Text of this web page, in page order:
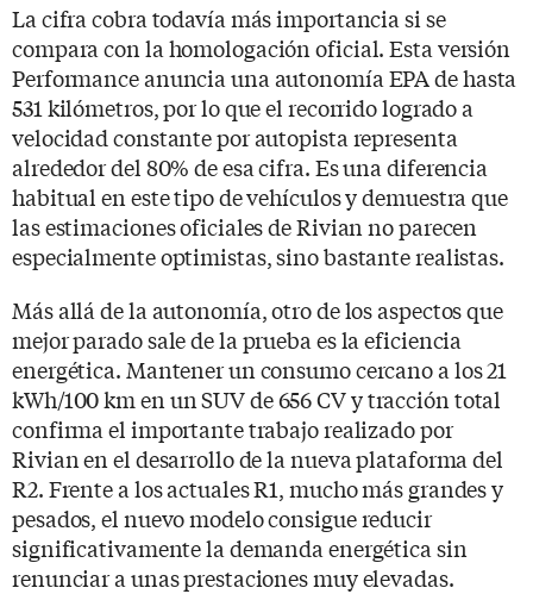
La cifra cobra todavía más importancia si se
compara con la homologación oficial. Esta versión
Performance anuncia una autonomía EPA de hasta
531 kilómetros, por lo que el recorrido logrado a
velocidad constante por autopista representa
alrededor del 80% de esa cifra. Es una diferencia
habitual en este tipo de vehículos y demuestra que
las estimaciones oficiales de Rivian no parecen
especialmente optimistas, sino bastante realistas.
Más allá de la autonomía, otro de los aspectos que
mejor parado sale de la prueba es la eficiencia
energética. Mantener un consumo cercano a los 21
kWh/100 km en un SUV de 656 CV y tracción total
confirma el importante trabajo realizado por
Rivian en el desarrollo de la nueva plataforma del
R2. Frente a los actuales R1, mucho más grandes y
pesados, el nuevo modelo consigue reducir
significativamente la demanda energética sin
renunciar a unas prestaciones muy elevadas.